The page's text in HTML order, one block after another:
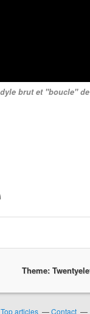
brut et ''boucle''
Theme:
Top articles
Contact